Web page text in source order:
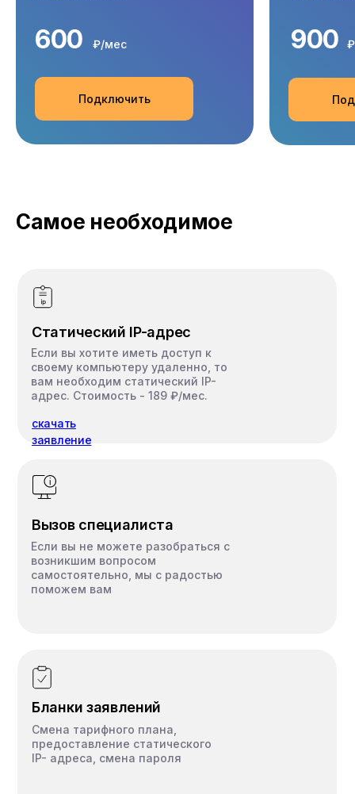
600 900
₽/мес
Подключить
210+
Первые 30 дней
бесплатно
199
Подключить
Список
каналов
Статический IP-адрес
Вызов специалиста
Бланки заявлений
Если вы хотите иметь доступ к
своему компьютеру удаленно, то
вам необходим статический IP-
адрес. Стоимость - 189 ₽/мес.
Если вы не можете разобраться с
возникшим вопросом
самостоятельно, мы с радостью
поможем вам
Смена тарифного плана,
предоставление статического
IP- адреса, смена пароля
Самое необходимое
скачать
заявление